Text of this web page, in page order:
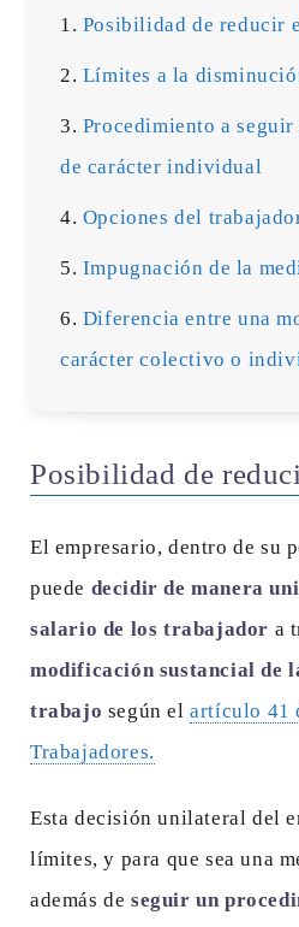
Posibilidad de reducir
Límites a la
Procedimiento a
de carácter individual
Opciones del
Impugnación de la
Diferencia entre una
carácter colectivo o
Posibilidad de
El empresario, dentro de su
puede decidir de manera
salario de los trabajador a
modificación sustancial de
trabajo según elartículo 41
Trabajadores.
Esta decisión unilateral del
límites, y para que sea una
además de seguir un